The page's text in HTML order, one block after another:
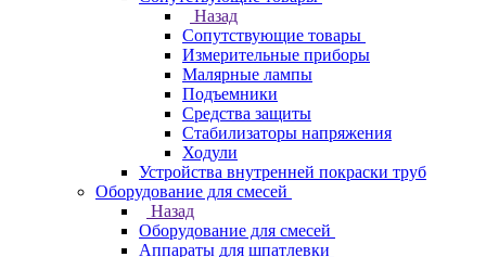
Назад
Сопутствующие товары
Измерительные приборы
Малярные лампы
Подъемники
Средства защиты
Стабилизаторы напряжения
Ходули
Устройства внутренней покраски труб
Оборудование для смесей
Назад
Оборудование для смесей
Аппараты для шпатлевки